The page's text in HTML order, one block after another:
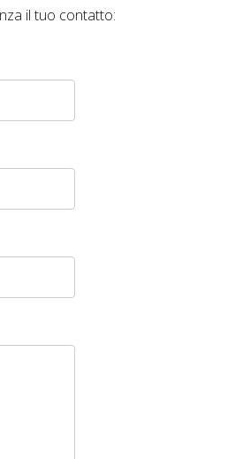
il tuo contatto: